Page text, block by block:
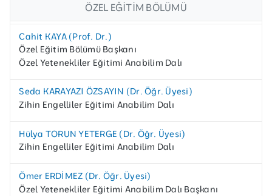
ÖZEL EĞITIM BÖLÜMÜ
Cahit KAYA (Prof. Dr.)
Özel Eğitim Bölümü Başkanı
Özel Yetenekliler Eğitimi Anabilim Dalı
Seda KARAYAZI ÖZSAYIN (Dr. Öğr. Üyesi)
Zihin Engelliler Eğitimi Anabilim Dalı
Hülya TORUN YETERGE (Dr. Öğr. Üyesi)
Zihin Engelliler Eğitimi Anabilim Dalı
Ömer ERDİMEZ (Dr. Öğr. Üyesi)
Özel Yetenekliler Eğitimi Anabilim Dalı Başkanı